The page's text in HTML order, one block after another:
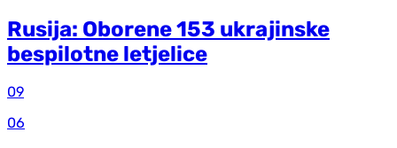
Rusija: Oborene 153 ukrajinske
bespilotne letjelice
09
06